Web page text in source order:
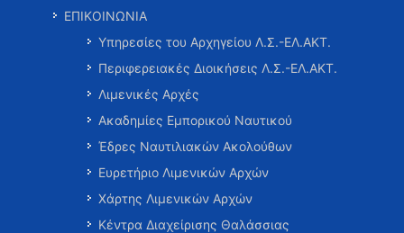
ΕΠΙΚΟΙΝΩΝΙΑ
Υπηρεσίες του Αρχηγείου Λ.Σ.-ΕΛ.ΑΚΤ.
Περιφερειακές Διοικήσεις Λ.Σ.-ΕΛ.ΑΚΤ.
Λιμενικές Αρχές
Ακαδημίες Εμπορικού Ναυτικού
Έδρες Ναυτιλιακών Ακολούθων
Ευρετήριο Λιμενικών Αρχών
Χάρτης Λιμενικών Αρχών
Κέντρα Διαχείρισης Θαλάσσιας